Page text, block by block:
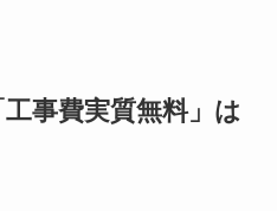
事費実質無料」は